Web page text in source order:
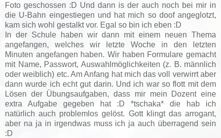
Foto geschossen :D Und dann is der auch noch bei mir in
die U-Bahn eingestiegen und hat mich so doof angeglotzt,
kam sich wohl gestalkt vor. Egal so bin ich eben :D
In der Schule haben wir dann mit einem neuen Thema
angefangen, welches wir letzte Woche in den letzten
Minuten angefangen haben. Wir haben Formulare gemacht
mit Name, Passwort, Auswahlmöglichkeiten (z. B. männlich
oder weiblich) etc. Am Anfang hat mich das voll verwirrt aber
dann wurde ich echt gut darin. Und ich war so flott mit dem
Lösen der Übungsaufgaben, dass mir mein Dozent eine
extra Aufgabe gegeben hat :D *tschaka* die hab ich
natürlich auch problemlos gelöst. Gott klingt das arrogant,
aber na ja in irgendwas muss ich ja auch überragend sein
:D